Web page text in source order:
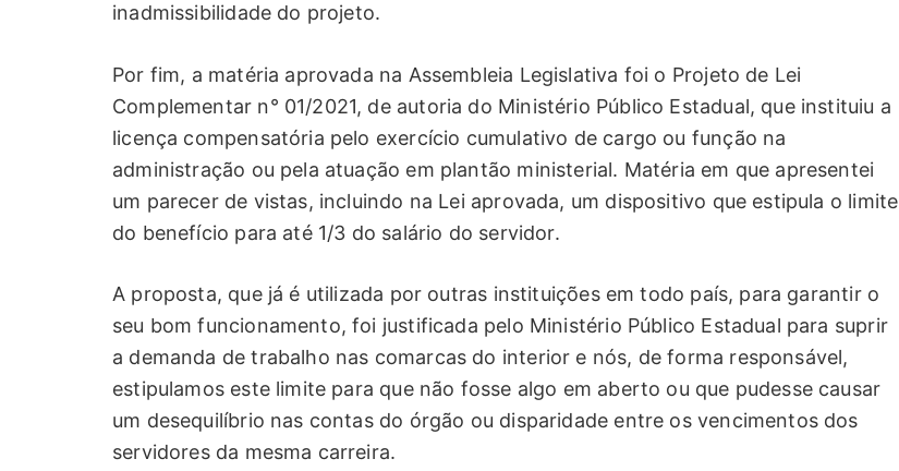
inadmissibilidade do projeto.
Por fim, a matéria aprovada na Assembleia Legislativa foi o Projeto de Lei
Complementar n° 01/2021, de autoria do Ministério Público Estadual, que instituiu a
licença compensatória pelo exercício cumulativo de cargo ou função na
administração ou pela atuação em plantão ministerial. Matéria em que apresentei
um parecer de vistas, incluindo na Lei aprovada, um dispositivo que estipula o limite
do benefício para até 1/3 do salário do servidor.
A proposta, que já é utilizada por outras instituições em todo país, para garantir o
seu bom funcionamento, foi justificada pelo Ministério Público Estadual para suprir
a demanda de trabalho nas comarcas do interior e nós, de forma responsável,
estipulamos este limite para que não fosse algo em aberto ou que pudesse causar
um desequilíbrio nas contas do órgão ou disparidade entre os vencimentos dos
servidores da mesma carreira.